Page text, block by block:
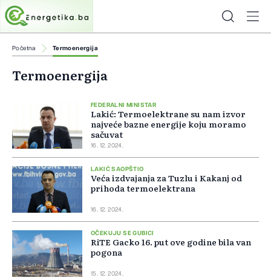
Početna Termoenergija
Termoenergija
FEDERALNI MINISTAR
Lakić: Termoelektrane su nam izvor
najveće bazne energije koju moramo
sačuvat
16. 12. 2024.
LAKIĆ SAOPŠTIO
Veća izdvajanja za Tuzlu i Kakanj od
prihoda termoelektrana
16. 12. 2024.
OČEKUJU SE GUBICI
RiTE Gacko 16. put ove godine bila van
pogona
15. 12. 2024.